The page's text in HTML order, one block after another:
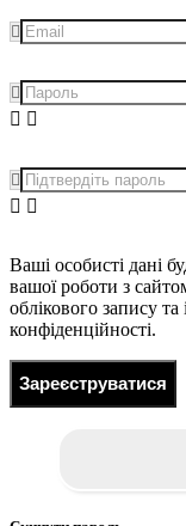
Ваші особисті дані
вашої роботи з
облікового запису
конфіденційності.
Зареєструватися